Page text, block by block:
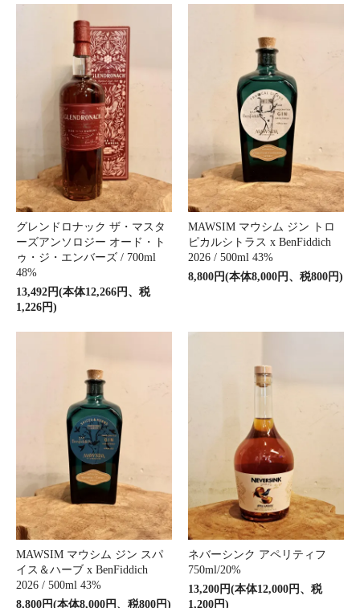
グレンドロナック ザ・マスタ
ーズアンソロジー オード・ト
ゥ・ジ・エンバーズ / 700ml
48%
13,492円(本体12,266円、税
1,226円)
MAWSIM マウシム ジン トロ
ピカルシトラス x BenFiddich
2026 / 500ml 43%
8,800円(本体8,000円、税800円)
MAWSIM マウシム ジン スパ
イス＆ハーブ x BenFiddich
2026 / 500ml 43%
8,800円(本体8,000円、税800円)
ネバーシンク アペリティフ
750ml/20%
13,200円(本体12,000円、税
1,200円)